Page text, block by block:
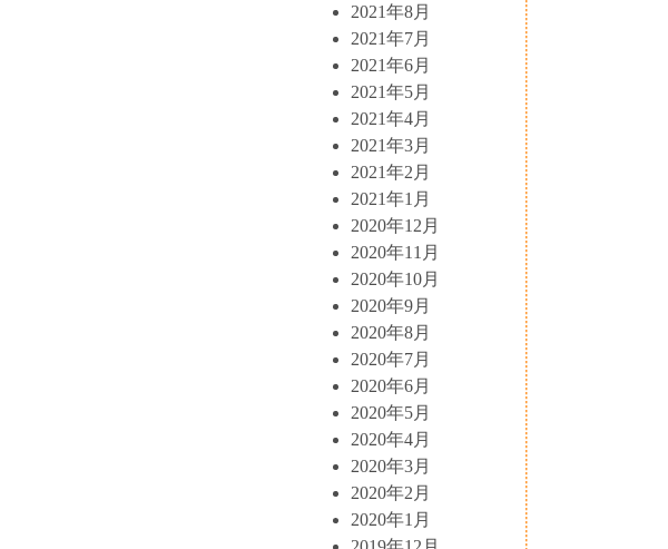
2021年8月
2021年7月
2021年6月
2021年5月
2021年4月
2021年3月
2021年2月
2021年1月
2020年12月
2020年11月
2020年10月
2020年9月
2020年8月
2020年7月
2020年6月
2020年5月
2020年4月
2020年3月
2020年2月
2020年1月